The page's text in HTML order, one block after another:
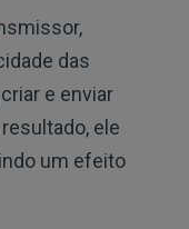
das
e enviar
ele
um efeito